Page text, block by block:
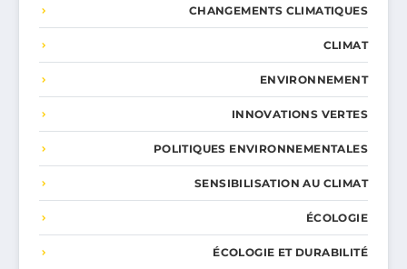
CHANGEMENTS CLIMATIQUES
CLIMAT
ENVIRONNEMENT
INNOVATIONS VERTES
POLITIQUES ENVIRONNEMENTALES
SENSIBILISATION AU CLIMAT
ÉCOLOGIE
ÉCOLOGIE ET DURABILITÉ